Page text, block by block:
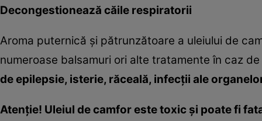
Decongestionează căile respiratorii
Aroma puternică şi pătrunzătoare a uleiului de
numeroase balsamuri ori alte tratamente în caz
de epilepsie, isterie, răceală, infecţii ale
Atenţie! Uleiul de camfor este toxic şi poate fi